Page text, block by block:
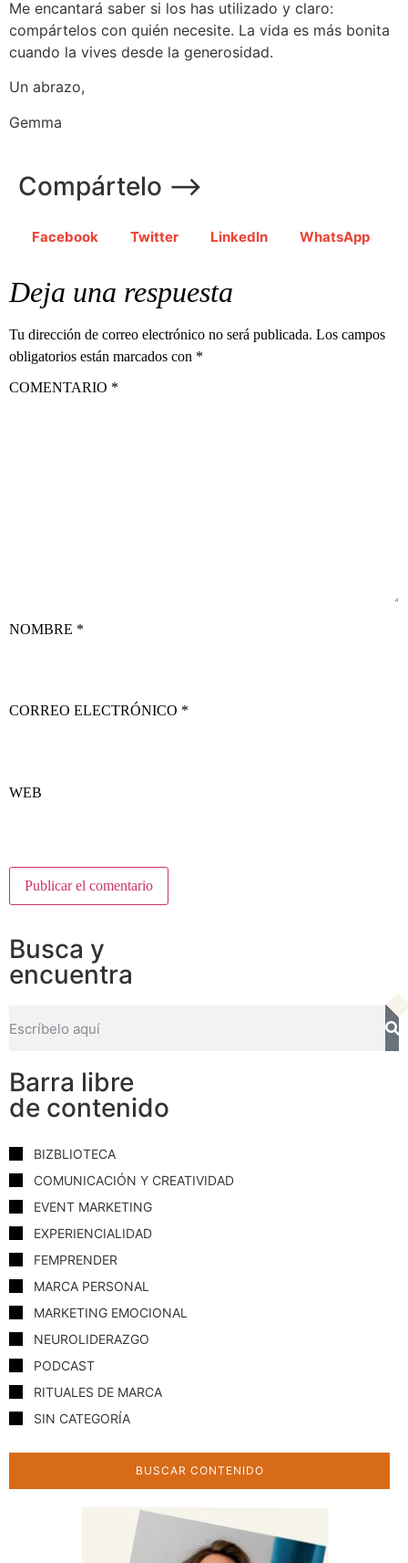
Busca y
encuentra
Barra libre
de contenido
BIZBLIOTECA
COMUNICACIÓN Y CREATIVIDAD
EVENT MARKETING
EXPERIENCIALIDAD
FEMPRENDER
MARCA PERSONAL
MARKETING EMOCIONAL
NEUROLIDERAZGO
PODCAST
RITUALES DE MARCA
SIN CATEGORÍA
Me encantará saber si los has utilizado y claro:
compártelos con quién necesite. La vida es más bonita
cuando la vives desde la generosidad.
Un abrazo,
Gemma
Compártelo ⟶
Facebook Twitter LinkedIn WhatsApp
Deja una respuesta
Tu dirección de correo electrónico no será publicada. Los campos
obligatorios están marcados con *
COMENTARIO *
NOMBRE *
CORREO ELECTRÓNICO *
WEB